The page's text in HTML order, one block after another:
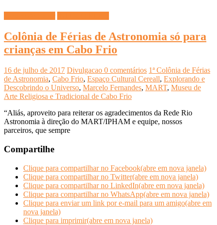
Colônia de Férias de Astronomia só para
crianças em Cabo Frio
16 de julho de 2017 Divulgacao 0 comentários 1ª Colônia de Férias
de Astronomia, Cabo Frio, Espaço Cultural Cereall, Explorando e
Descobrindo o Universo, Marcelo Fernandes, MART, Museu de
Arte Religiosa e Tradicional de Cabo Frio
“Aliás, aproveito para reiterar os agradecimentos da Rede Rio
Astronomia à direção do MART/IPHAM e equipe, nossos
parceiros, que sempre
Compartilhe
Clique para compartilhar no Facebook(abre em nova janela)
Clique para compartilhar no Twitter(abre em nova janela)
Clique para compartilhar no LinkedIn(abre em nova janela)
Clique para compartilhar no WhatsApp(abre em nova janela)
Clique para enviar um link por e-mail para um amigo(abre em
nova janela)
Clique para imprimir(abre em nova janela)